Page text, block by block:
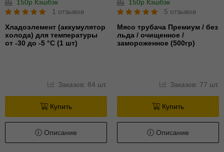
150р Кэшбэк
1 отзывов
Хладоэлемент (аккумулятор
холода) для температуры
от -30 до -5 °С (1 шт)
Заказов: 84 шт.
Купить
Описание
150р Кэшбэк
5 отзывов
Мясо трубача Премиум / без
льда / очищенное /
замороженное (500гр)
Заказов: 77 шт.
Купить
Описание